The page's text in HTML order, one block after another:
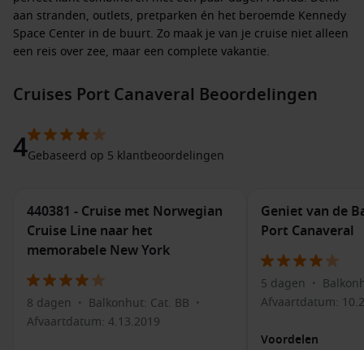
aan stranden, outlets, pretparken én het beroemde Kennedy
Space Center in de buurt. Zo maak je van je cruise niet alleen
een reis over zee, maar een complete vakantie.
Cruismaatschappijen die naar deze
Port Canaveral is een echte “homeport”: een haven waar veel
cruises starten en eindigen. Daardoor is het aanbod groot,
Familievriendelijke rederijen
met grote schepen,
waterparken en veel entertainment.
Rederijen met freestyle cruisen
, waarbij je flexibel dineert
Premium en klassieke rederijen
Cruises Port Canaveral Beoordelingen
4Gebaseerd op 5 klantbeoordelingen
440381 - Cruise met Norwegian
Cruise Line naar het
memorabele New York
8 dagen • Balkonhut: Cat. BB •
Afvaartdatum: 4.13.2019
Geniet van de
Port Canaveral
5 dagen •
Afvaartdatum:
Voordelen